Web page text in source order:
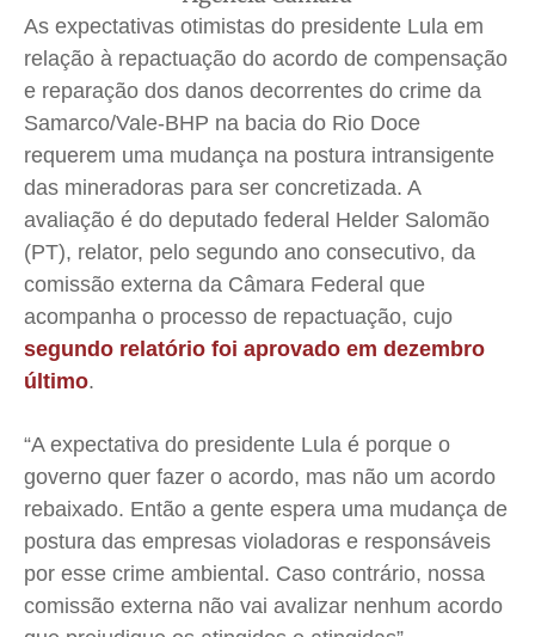
Publicidade Legal
Anuncie
Quem Somos
Expediente
Anuncie
Termos de Uso
Privacidade
Publicidade Legal
Anuncie
Quem Somos
Expediente
Anuncie
Termos de Uso
Privacidade
Publicidade Legal
Anuncie
Quem Somos
Expediente
Anuncie
Termos de Uso
Privacidade
Publicidade Legal
Anuncie
Quem Somos
Expediente
Anuncie
Termos de Uso
Privacidade
As expectativas otimistas do presidente Lula em
relação à repactuação do acordo de compensação
e reparação dos danos decorrentes do crime da
Samarco/Vale-BHP na bacia do Rio Doce
requerem uma mudança na postura intransigente
das mineradoras para ser concretizada. A
avaliação é do deputado federal Helder Salomão
(PT), relator, pelo segundo ano consecutivo, da
comissão externa da Câmara Federal que
acompanha o processo de repactuação, cujo
segundo relatório foi aprovado em dezembro
último.
“A expectativa do presidente Lula é porque o
governo quer fazer o acordo, mas não um acordo
rebaixado. Então a gente espera uma mudança de
postura das empresas violadoras e responsáveis
por esse crime ambiental. Caso contrário, nossa
comissão externa não vai avalizar nenhum acordo